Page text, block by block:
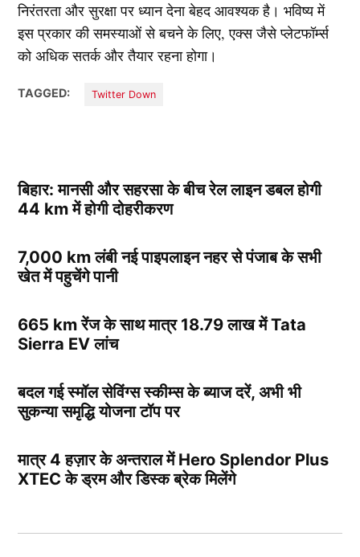
निरंतरता और सुरक्षा पर ध्यान देना बेहद आवश्यक है। भविष्य में
इस प्रकार की समस्याओं से बचने के लिए, एक्स जैसे प्लेटफॉर्म्स
को अधिक सतर्क और तैयार रहना होगा।
TAGGED: Twitter Down
बिहार: मानसी और सहरसा के बीच रेल लाइन डबल होगी
44 km में होगी दोहरीकरण
7,000 km लंबी नई पाइपलाइन नहर से पंजाब के सभी
खेत में पहुचेंगे पानी
665 km रेंज के साथ मात्र 18.79 लाख में Tata
Sierra EV लांच
बदल गई स्मॉल सेविंग्स स्कीम्स के ब्याज दरें, अभी भी
सुकन्या समृद्धि योजना टॉप पर
मात्र 4 हज़ार के अन्तराल में Hero Splendor Plus
XTEC के ड्रम और डिस्क ब्रेक मिलेंगे